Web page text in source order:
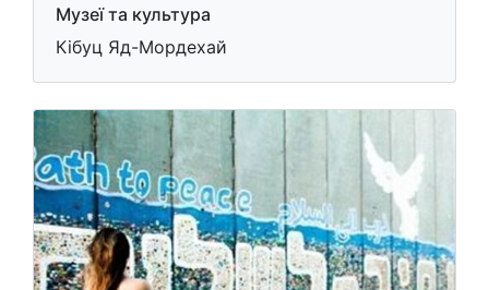
Музеї та культура
Кібуц Яд-Мордехай